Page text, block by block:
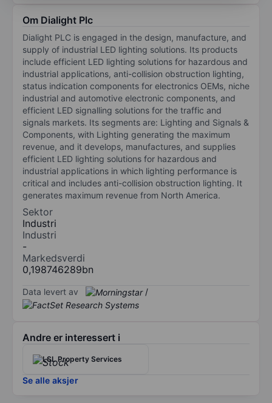
Om Dialight Plc
Dialight PLC is engaged in the design, manufacture, and
supply of industrial LED lighting solutions. Its products
include efficient LED lighting solutions for hazardous and
industrial applications, anti-collision obstruction lighting,
status indication components for electronics OEMs, niche
industrial and automotive electronic components, and
efficient LED signalling solutions for the traffic and
signals markets. Its segments are: Lighting and Signals &
Components, with Lighting generating the maximum
revenue, and it develops, manufactures, and supplies
efficient LED lighting solutions for hazardous and
industrial applications in which lighting performance is
critical and includes anti-collision obstruction lighting. It
generates maximum revenue from North America.
Sektor
Industri
Industri
-
Markedsverdi
0,198746289bn
Data levert av /
Andre er interessert i
LSL Property Services
Se alle aksjer